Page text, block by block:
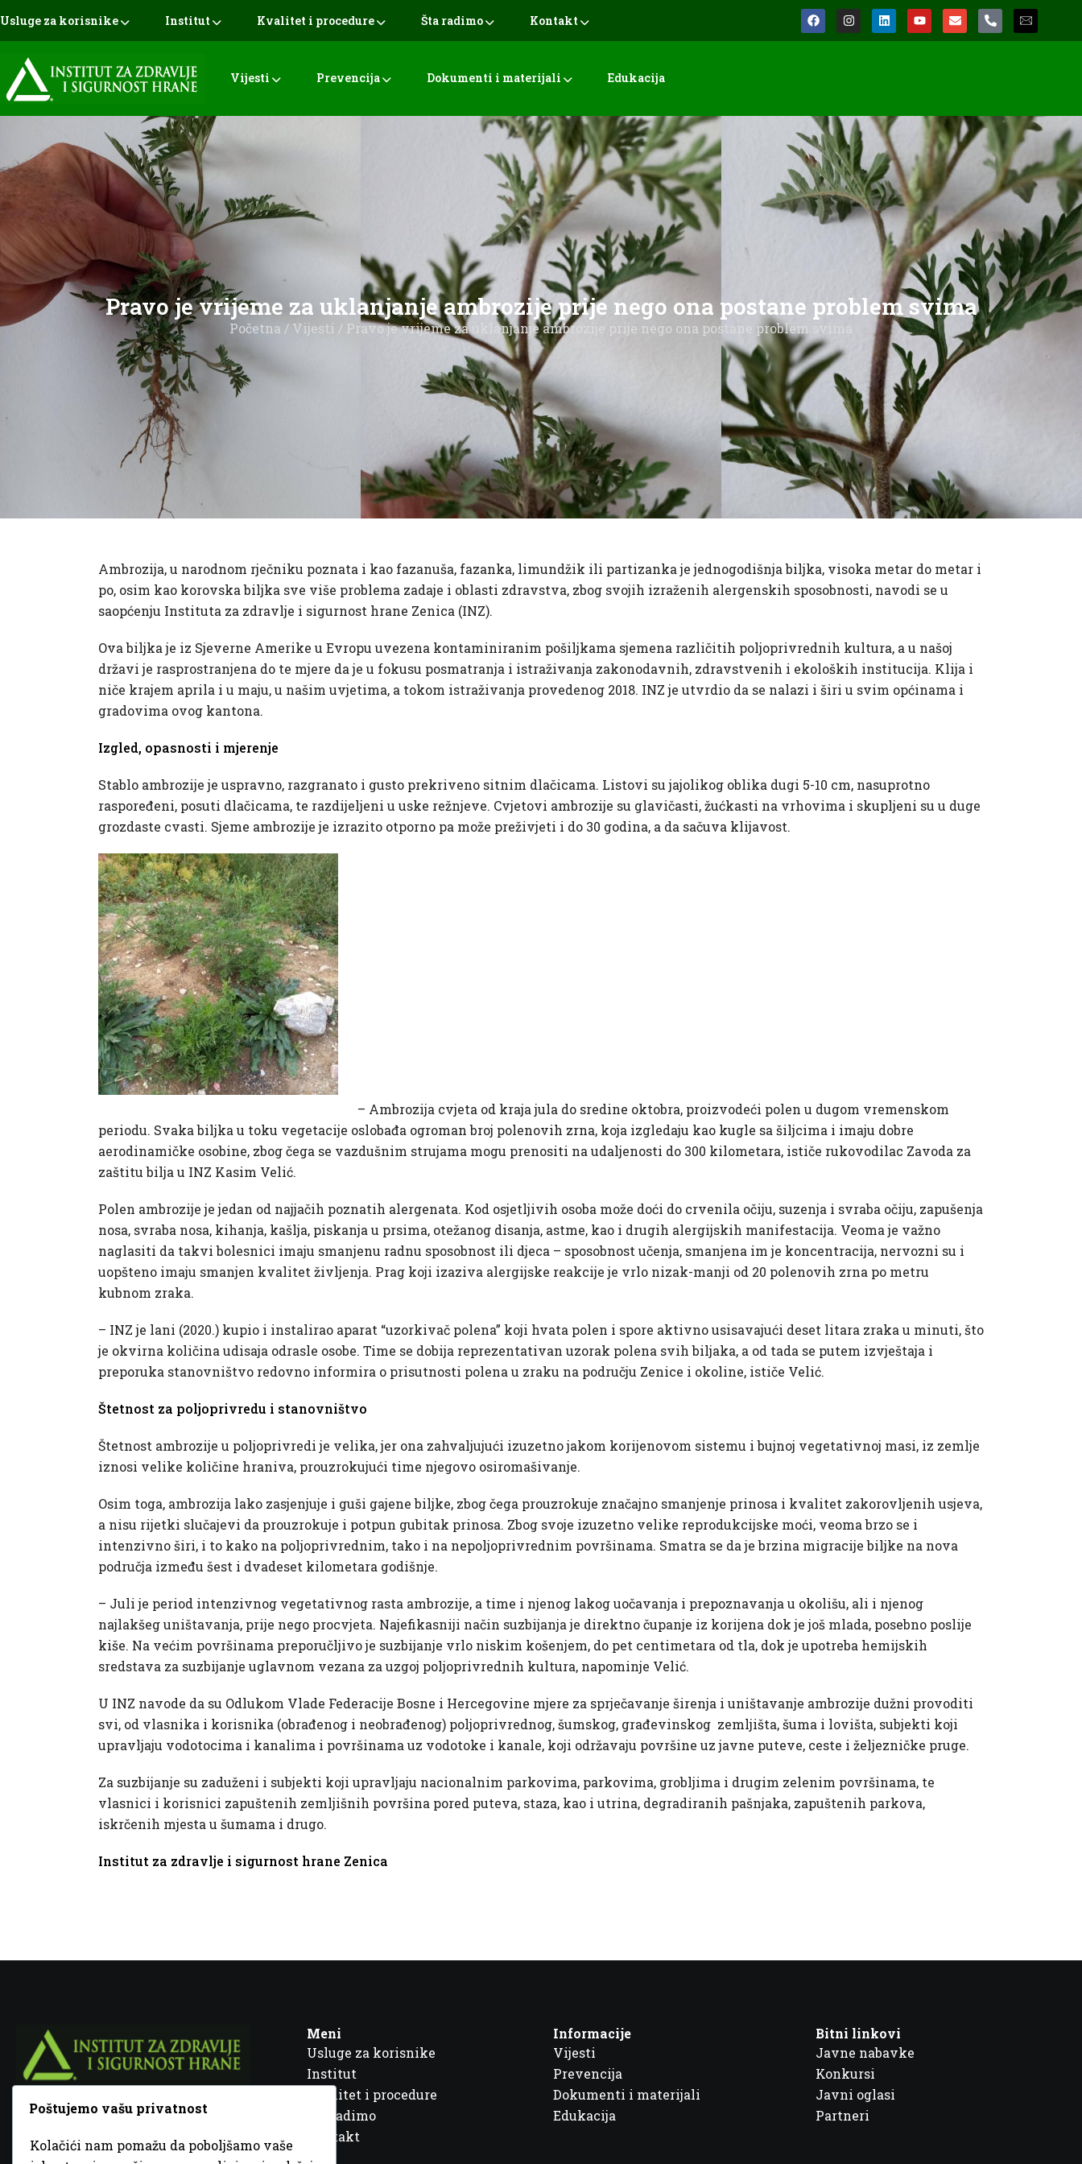
Usluge za korisnike Institut Kvalitet i procedure Šta radimo Kontakt
Vijesti Prevencija Dokumenti i materijali Edukacija
Pravo je vrijeme za uklanjanje ambrozije prije nego ona postane problem svima
Početna / Vijesti / Pravo je vrijeme za uklanjanje ambrozije prije nego ona postane problem svima
Ambrozija, u narodnom rječniku poznata i kao fazanuša, fazanka, limundžik ili partizanka je jednogodišnja biljka, visoka metar do metar i
po, osim kao korovska biljka sve više problema zadaje i oblasti zdravstva, zbog svojih izraženih alergenskih sposobnosti, navodi se u
saopćenju Instituta za zdravlje i sigurnost hrane Zenica (INZ).
Ova biljka je iz Sjeverne Amerike u Evropu uvezena kontaminiranim pošiljkama sjemena različitih poljoprivrednih kultura, a u našoj
državi je rasprostranjena do te mjere da je u fokusu posmatranja i istraživanja zakonodavnih, zdravstvenih i ekoloških institucija. Klija i
niče krajem aprila i u maju, u našim uvjetima, a tokom istraživanja provedenog 2018. INZ je utvrdio da se nalazi i širi u svim općinama i
gradovima ovog kantona.
Izgled, opasnosti i mjerenje
Stablo ambrozije je uspravno, razgranato i gusto prekriveno sitnim dlačicama. Listovi su jajolikog oblika dugi 5-10 cm, nasuprotno
raspoređeni, posuti dlačicama, te razdijeljeni u uske režnjeve. Cvjetovi ambrozije su glavičasti, žućkasti na vrhovima i skupljeni su u duge
grozdaste cvasti. Sjeme ambrozije je izrazito otporno pa može preživjeti i do 30 godina, a da sačuva klijavost.
– Ambrozija cvjeta od kraja jula do sredine oktobra, proizvodeći polen u dugom vremenskom
periodu. Svaka biljka u toku vegetacije oslobađa ogroman broj polenovih zrna, koja izgledaju kao kugle sa šiljcima i imaju dobre
aerodinamičke osobine, zbog čega se vazdušnim strujama mogu prenositi na udaljenosti do 300 kilometara, ističe rukovodilac Zavoda za
zaštitu bilja u INZ Kasim Velić.
Polen ambrozije je jedan od najjačih poznatih alergenata. Kod osjetljivih osoba može doći do crvenila očiju, suzenja i svraba očiju, zapušenja
nosa, svraba nosa, kihanja, kašlja, piskanja u prsima, otežanog disanja, astme, kao i drugih alergijskih manifestacija. Veoma je važno
naglasiti da takvi bolesnici imaju smanjenu radnu sposobnost ili djeca – sposobnost učenja, smanjena im je koncentracija, nervozni su i
uopšteno imaju smanjen kvalitet življenja. Prag koji izaziva alergijske reakcije je vrlo nizak-manji od 20 polenovih zrna po metru
kubnom zraka.
– INZ je lani (2020.) kupio i instalirao aparat “uzorkivač polena” koji hvata polen i spore aktivno usisavajući deset litara zraka u minuti, što
je okvirna količina udisaja odrasle osobe. Time se dobija reprezentativan uzorak polena svih biljaka, a od tada se putem izvještaja i
preporuka stanovništvo redovno informira o prisutnosti polena u zraku na području Zenice i okoline, ističe Velić.
Štetnost za poljoprivredu i stanovništvo
Štetnost ambrozije u poljoprivredi je velika, jer ona zahvaljujući izuzetno jakom korijenovom sistemu i bujnoj vegetativnoj masi, iz zemlje
iznosi velike količine hraniva, prouzrokujući time njegovo osiromašivanje.
Osim toga, ambrozija lako zasjenjuje i guši gajene biljke, zbog čega prouzrokuje značajno smanjenje prinosa i kvalitet zakorovljenih usjeva,
a nisu rijetki slučajevi da prouzrokuje i potpun gubitak prinosa. Zbog svoje izuzetno velike reprodukcijske moći, veoma brzo se i
intenzivno širi, i to kako na poljoprivrednim, tako i na nepoljoprivrednim površinama. Smatra se da je brzina migracije biljke na nova
područja između šest i dvadeset kilometara godišnje.
– Juli je period intenzivnog vegetativnog rasta ambrozije, a time i njenog lakog uočavanja i prepoznavanja u okolišu, ali i njenog
najlakšeg uništavanja, prije nego procvjeta. Najefikasniji način suzbijanja je direktno čupanje iz korijena dok je još mlada, posebno poslije
kiše. Na većim površinama preporučljivo je suzbijanje vrlo niskim košenjem, do pet centimetara od tla, dok je upotreba hemijskih
sredstava za suzbijanje uglavnom vezana za uzgoj poljoprivrednih kultura, napominje Velić.
U INZ navode da su Odlukom Vlade Federacije Bosne i Hercegovine mjere za sprječavanje širenja i uništavanje ambrozije dužni provoditi
svi, od vlasnika i korisnika (obrađenog i neobrađenog) poljoprivrednog, šumskog, građevinskog zemljišta, šuma i lovišta, subjekti koji
upravljaju vodotocima i kanalima i površinama uz vodotoke i kanale, koji održavaju površine uz javne puteve, ceste i željezničke pruge.
Za suzbijanje su zaduženi i subjekti koji upravljaju nacionalnim parkovima, parkovima, grobljima i drugim zelenim površinama, te
vlasnici i korisnici zapuštenih zemljišnih površina pored puteva, staza, kao i utrina, degradiranih pašnjaka, zapuštenih parkova,
iskrčenih mjesta u šumama i drugo.
Institut za zdravlje i sigurnost hrane Zenica
Fra Ivana Jukića br. 2, 72000 Zenica, BiH
+387 32 448 001
Meni
Usluge za korisnike
Institut
Kvalitet i procedure
Šta radimo
Kontakt
Informacije
Vijesti
Prevencija
Dokumenti i materijali
Edukacija
Bitni linkovi
Javne nabavke
Konkursi
Javni oglasi
Partneri
Poštujemo vašu privatnost
Kolačići nam pomažu da poboljšamo vaše